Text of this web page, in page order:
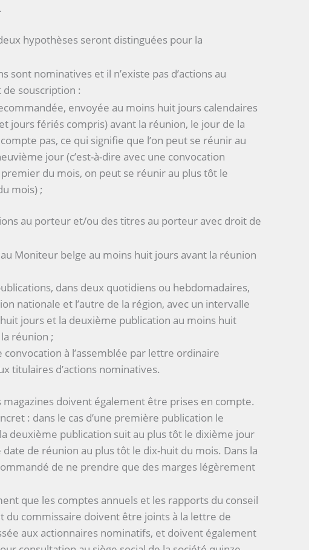
hypothèses seront distinguées pour la
sont nominatives et il n’existe pas d’actions au
souscription :
envoyée au moins huit jours calendaires
jours fériés compris) avant la réunion, le jour de la
pas, ce qui signifie que l’on peut se réunir au
jour (c’est-à-dire avec une convocation
du mois, on peut se réunir au plus tôt le
mois) ;
au porteur et/ou des titres au porteur avec droit de
Moniteur belge au moins huit jours avant la réunion
dans deux quotidiens ou hebdomadaires,
nationale et l’autre de la région, avec un intervalle
huit jours et la deuxième publication au moins huit
réunion ;
convocation à l’assemblée par lettre ordinaire
titulaires d’actions nominatives.
magazines doivent également être prises en compte.
: dans le cas d’une première publication le
deuxième publication suit au plus tôt le dixième jour
de réunion au plus tôt le dix-huit du mois. Dans la
de ne prendre que des marges légèrement
que les comptes annuels et les rapports du conseil
du commissaire doivent être joints à la lettre de
aux actionnaires nominatifs, et doivent également